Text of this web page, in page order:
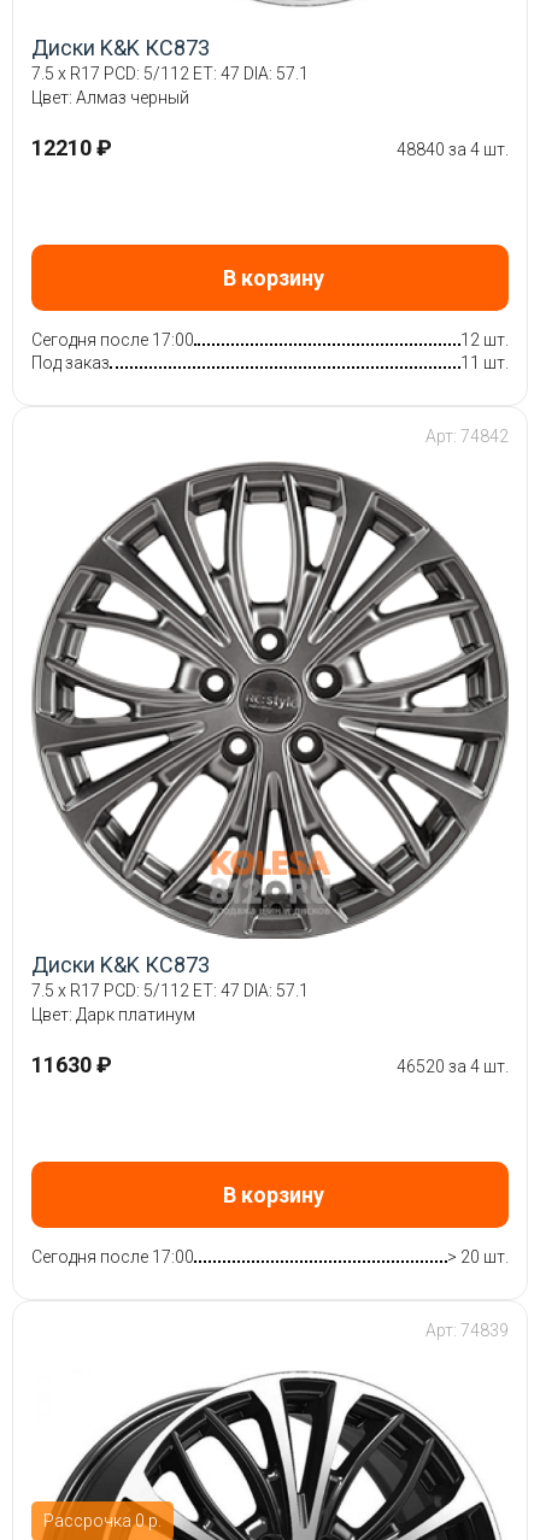
Диски K&K КС873
7.5 x R17 PCD: 5/112 ET: 47 DIA: 57.1
Цвет: Алмаз черный
12210 ₽ 48840 за 4 шт.
В корзину
Сегодня после 17:00
12 шт.
Под заказ
11 шт.
Арт: 74842
Диски K&K КС873
7.5 x R17 PCD: 5/112 ET: 47 DIA: 57.1
Цвет: Дарк платинум
11630 ₽ 46520 за 4 шт.
В корзину
Сегодня после 17:00 > 20 шт.
Рассрочка 0 р.
Арт: 74839